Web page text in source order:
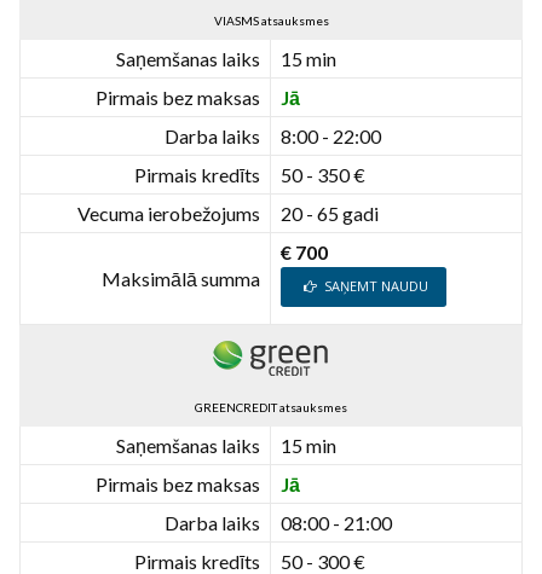
VIASMS atsauksmes
Saņemšanas laiks
15 min
Pirmais bez maksas
Jā
Darba laiks
8:00 - 22:00
Pirmais kredīts
50 - 350 €
Vecuma ierobežojums
20 - 65 gadi
Maksimālā summa
€ 700
SAŅEMT NAUDU
GREENCREDIT atsauksmes
Saņemšanas laiks
15 min
Pirmais bez maksas
Jā
Darba laiks
08:00 - 21:00
Pirmais kredīts
50 - 300 €